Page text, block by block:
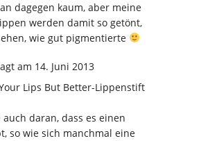
dagegen kaum, aber meine
werden damit so getönt,
wie gut pigmentierte
am 14. Juni 2013
Lips But Better-Lippenstift
auch daran, dass es einen
so wie sich manchmal eine